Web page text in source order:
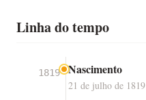
Linha do tempo
1819 Nascimento
21 de julho de 1819